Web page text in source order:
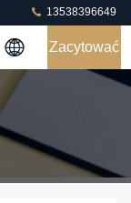
13538396649
Zacytować